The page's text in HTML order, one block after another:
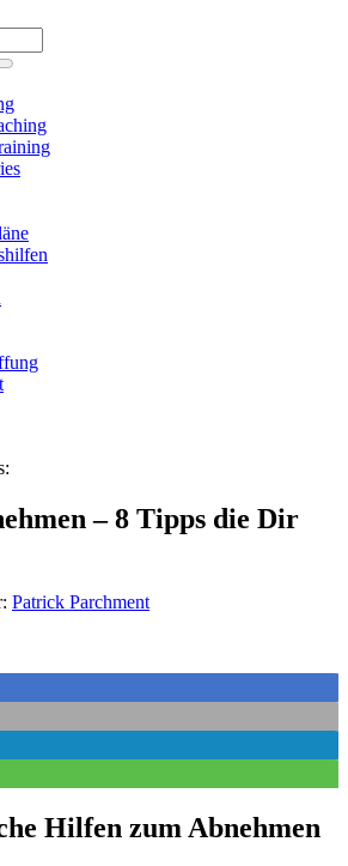
– 8 Tipps die Dir
Patrick Parchment
Hilfen zum Abnehmen